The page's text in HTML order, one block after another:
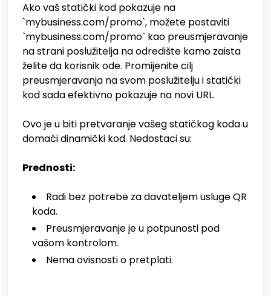
Ako vaš statički kod pokazuje na
`mybusiness.com/promo`, možete postaviti
`mybusiness.com/promo` kao preusmjeravanje
na strani poslužitelja na odredište kamo zaista
želite da korisnik ode. Promijenite cilj
preusmjeravanja na svom poslužitelju i statički
kod sada efektivno pokazuje na novi URL.
Ovo je u biti pretvaranje vašeg statičkog koda u
domaći dinamički kod. Nedostaci su:
Prednosti:
Radi bez potrebe za davateljem usluge QR
koda.
Preusmjeravanje je u potpunosti pod
vašom kontrolom.
Nema ovisnosti o pretplati.